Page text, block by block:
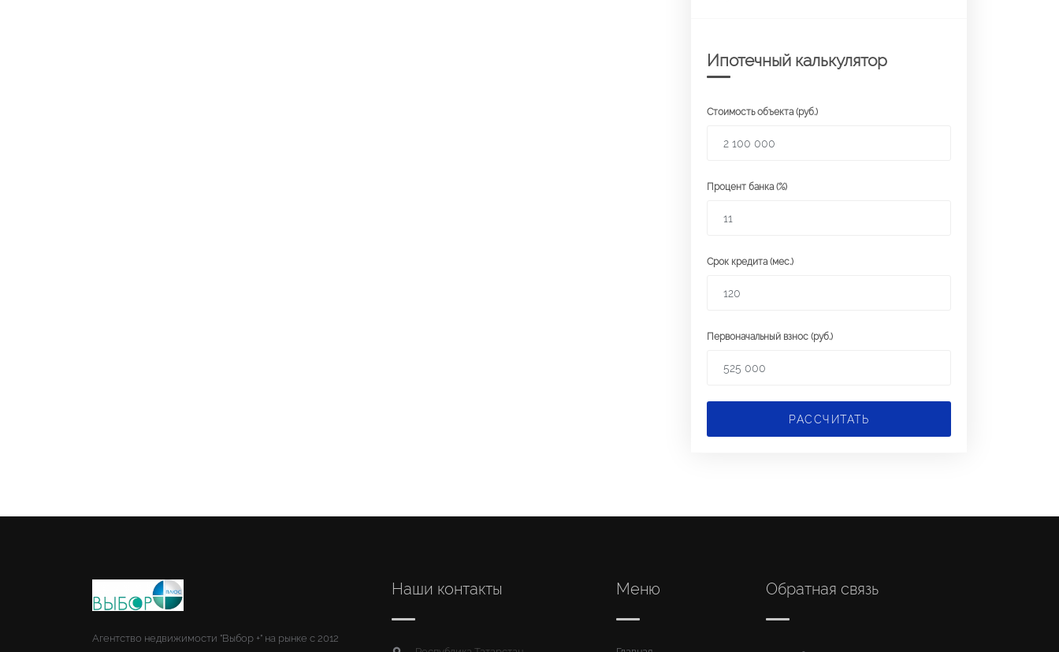
Ипотечный калькулятор
Стоимость объекта (руб.)
Процент банка (%)
Срок кредита (мес.)
Первоначальный взнос (руб.)
РАССЧИТАТЬ
Агентство недвижимости "Выбор +" на рынке с 2012
Наши контакты Меню Обратная связь